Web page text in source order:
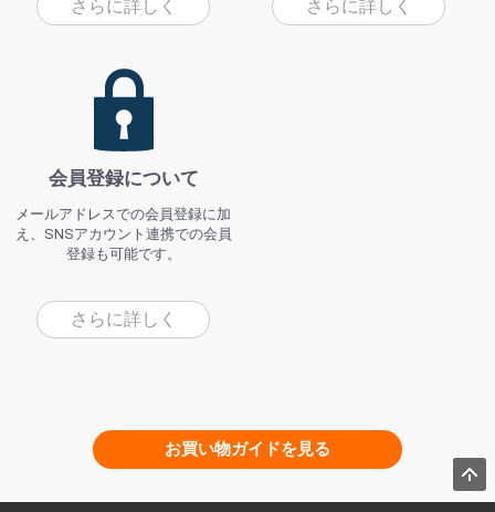
さらに詳しく さらに詳しく
会員登録について
メールアドレスでの会員登録に加
え、SNSアカウント連携での会員
登録も可能です。
さらに詳しく
お買い物ガイドを見る